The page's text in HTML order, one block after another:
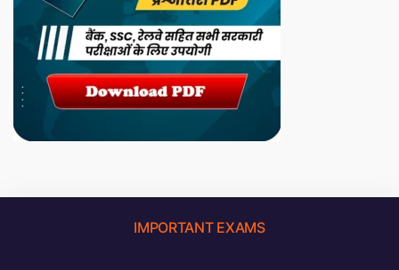
IMPORTANT EXAMS